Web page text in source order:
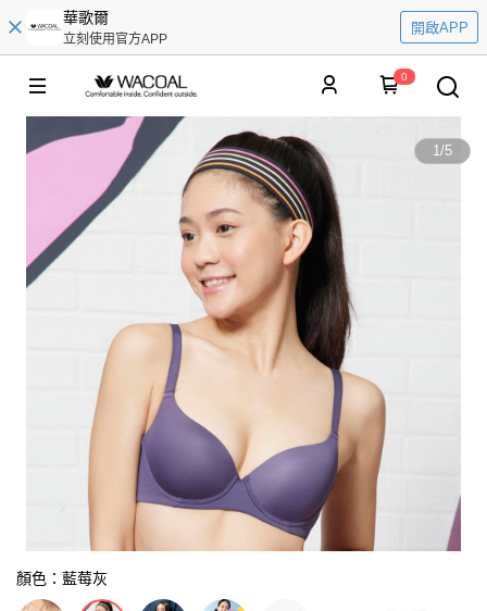
華歌爾
立刻使用官方APP
開啟APP
0
1/5
顏色：藍莓灰